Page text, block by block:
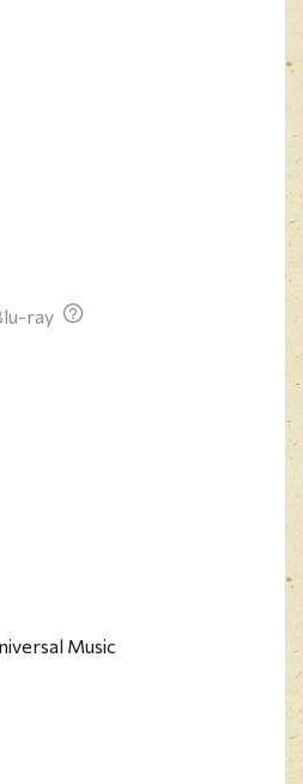
Единственным
группы является Трент
ограничивал Nine Inch
благодаря чему
самым широким
рокеров и металлистов до
Грэмми, 20 миллионов
94 место в списке "100
всех времён" журнала
ray
Music